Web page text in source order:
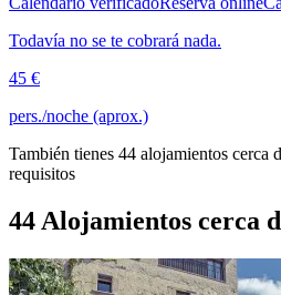
Todavía no se te cobrará nada.
45 €
pers./noche (aprox.)
También tienes 44 alojamientos cerca
requisitos
44 Alojamientos cerca